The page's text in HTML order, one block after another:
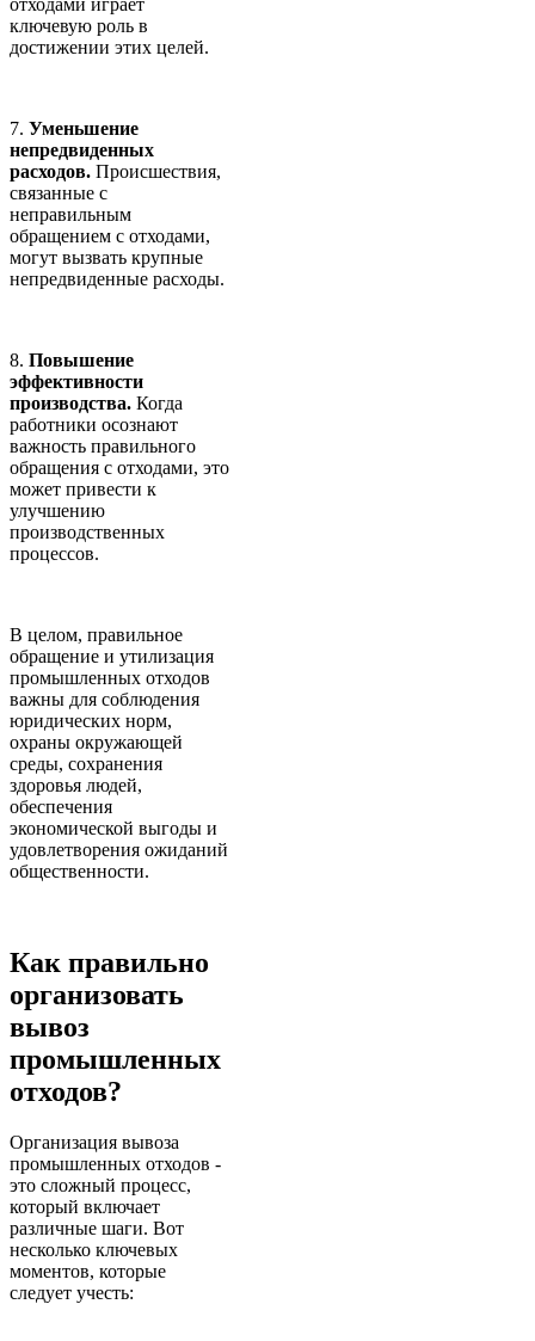
отходами играет
ключевую роль в
достижении этих целей.
7. Уменьшение
непредвиденных
расходов. Происшествия,
связанные с
неправильным
обращением с отходами,
могут вызвать крупные
непредвиденные расходы.
8. Повышение
эффективности
производства. Когда
работники осознают
важность правильного
обращения с отходами, это
может привести к
улучшению
производственных
процессов.
В целом, правильное
обращение и утилизация
промышленных отходов
важны для соблюдения
юридических норм,
охраны окружающей
среды, сохранения
здоровья людей,
обеспечения
экономической выгоды и
удовлетворения ожиданий
общественности.
Как правильно
организовать
вывоз
промышленных
отходов?
Организация вывоза
промышленных отходов -
это сложный процесс,
который включает
различные шаги. Вот
несколько ключевых
моментов, которые
следует учесть: